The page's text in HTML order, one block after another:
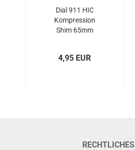
Dial 911 HIC
Kompression
Shim 65mm
4,95 EUR
RECHTLICHES